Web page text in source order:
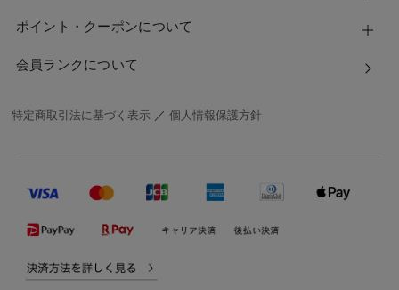
ポイント・クーポンについて
会員ランクについて
特定商取引法に基づく表示 ／個人情報保護方針